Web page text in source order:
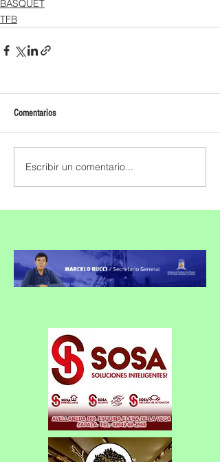
BASQUET
TFB
Comentarios
Escribir un comentario...